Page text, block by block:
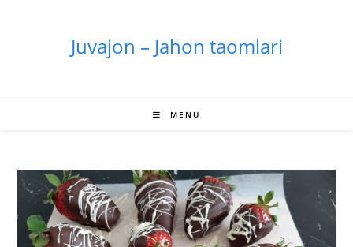
Juvajon – Jahon taomlari
MENU